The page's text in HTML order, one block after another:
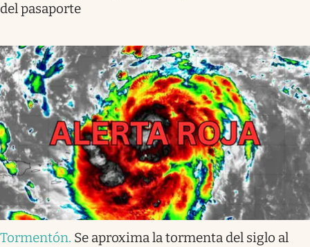
del pasaporte
Tormentón. Se aproxima la tormenta del siglo al